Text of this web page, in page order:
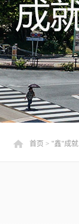
首页 > "鑫"成就